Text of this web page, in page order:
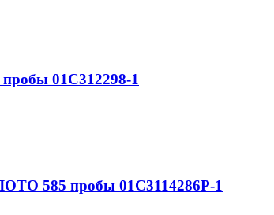
01С312298-1
585 пробы 01С3114286Р-1